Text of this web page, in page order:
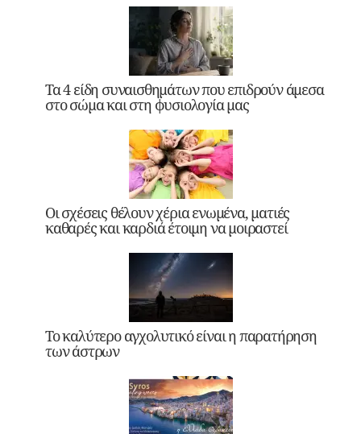
Τα 4 είδη συναισθημάτων που επιδρούν άμεσα
στο σώμα και στη φυσιολογία μας
Οι σχέσεις θέλουν χέρια ενωμένα, ματιές
καθαρές και καρδιά έτοιμη να μοιραστεί
Το καλύτερο αγχολυτικό είναι η παρατήρηση
των άστρων